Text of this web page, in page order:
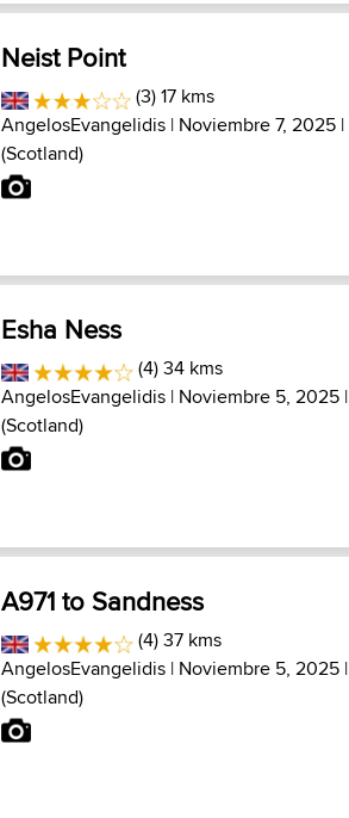
Neist Point
(3) 17 kms
AngelosEvangelidis | Noviembre 7, 2025 |
(Scotland)
Esha Ness
(4) 34 kms
AngelosEvangelidis | Noviembre 5, 2025 |
(Scotland)
A971 to Sandness
(4) 37 kms
AngelosEvangelidis | Noviembre 5, 2025 |
(Scotland)